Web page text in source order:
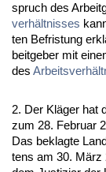
spruch des
verhält­nis­ses
ten Be­fris­tung
beit­ge­ber mit
des
2. Der Kläger hat
zum 28. Fe­bru­ar
Das be­klag­te
tens am 30. März